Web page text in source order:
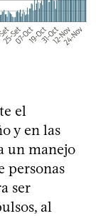
el
y en las
un manejo
personas
ser
al